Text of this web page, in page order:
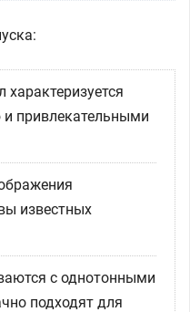
характеризуется
и привлекательными
известных
с однотонными
подходят для